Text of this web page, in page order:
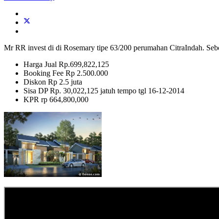
Mr RR invest di di Rosemary tipe 63/200 perumahan CitraIndah.
Harga Jual Rp.699,822,125
Booking Fee Rp 2.500.000
Diskon Rp 2.5 juta
Sisa DP Rp. 30,022,125 jatuh tempo tgl 16-12-2014
KPR rp 664,800,000